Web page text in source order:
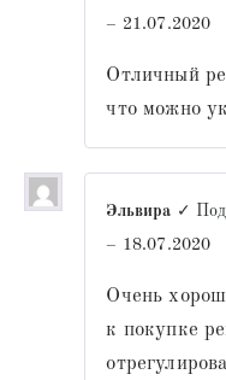
– 21.07.2020
Отличный
что можно
Эльвира ✓
– 18.07.2020
Очень
к покупке